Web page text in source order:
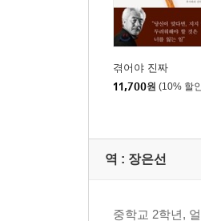
겪어야 진짜
11,700원 (10% 할
역 : 장은선
중학교 2학년,